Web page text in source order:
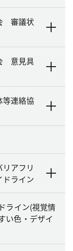
審議状
意見具
等連絡協
アフリ
ドライン
ライン(視覚情
い色・デザイ